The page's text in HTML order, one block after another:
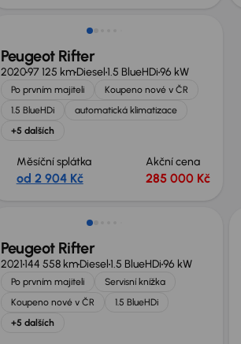
Peugeot Rifter
202097 125 kmDiesel1.5 BlueHDi96 kW
Po prvním majiteli
Koupeno nové v ČR
1.5 BlueHDi
automatická klimatizace
+5 dalších
Měsíční splátka
od 2 904 Kč
Akční cena
285 000 Kč
Zlevněno o 10 000 Kč
Peugeot Rifter
2021144 558 kmDiesel1.5 BlueHDi96 kW
Po prvním majiteli
Servisní knížka
Koupeno nové v ČR
1.5 BlueHDi
+5 dalších